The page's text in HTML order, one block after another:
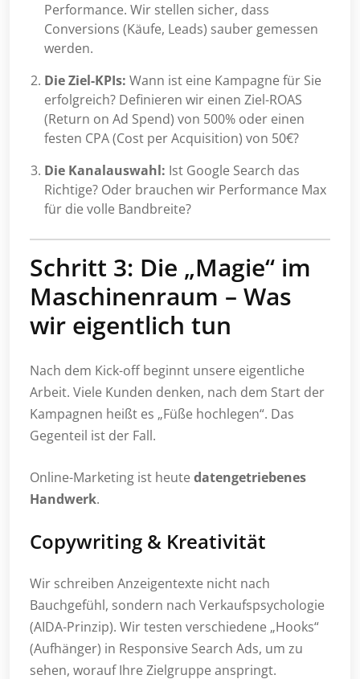
Performance. Wir stellen sicher, dass
Conversions (Käufe, Leads) sauber gemessen
werden.
Die Ziel-KPIs: Wann ist eine Kampagne für Sie
erfolgreich? Definieren wir einen Ziel-ROAS
(Return on Ad Spend) von 500% oder einen
festen CPA (Cost per Acquisition) von 50€?
Die Kanalauswahl: Ist Google Search das
Richtige? Oder brauchen wir Performance Max
für die volle Bandbreite?
Schritt 3: Die „Magie“ im
Maschinenraum – Was
wir eigentlich tun
Nach dem Kick-off beginnt unsere eigentliche
Arbeit. Viele Kunden denken, nach dem Start der
Kampagnen heißt es „Füße hochlegen“. Das
Gegenteil ist der Fall.
Online-Marketing ist heute datengetriebenes
Handwerk.
Copywriting & Kreativität
Wir schreiben Anzeigentexte nicht nach
Bauchgefühl, sondern nach Verkaufspsychologie
(AIDA-Prinzip). Wir testen verschiedene „Hooks“
(Aufhänger) in Responsive Search Ads, um zu
sehen, worauf Ihre Zielgruppe anspringt.